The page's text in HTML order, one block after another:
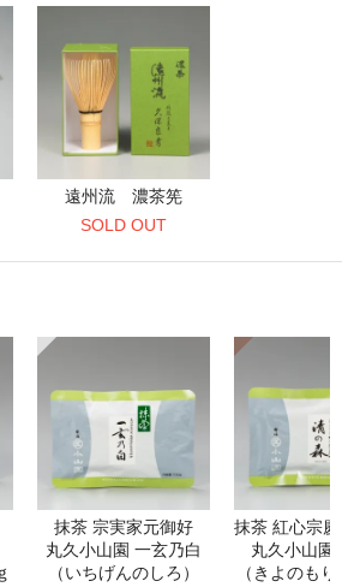
遠州流 濃茶筅
SOLD OUT
抹茶 宗実家元御好
丸久小山園 一玄乃白
（いちげんのしろ）
抹茶 紅心宗
丸久小山園
（きよのも